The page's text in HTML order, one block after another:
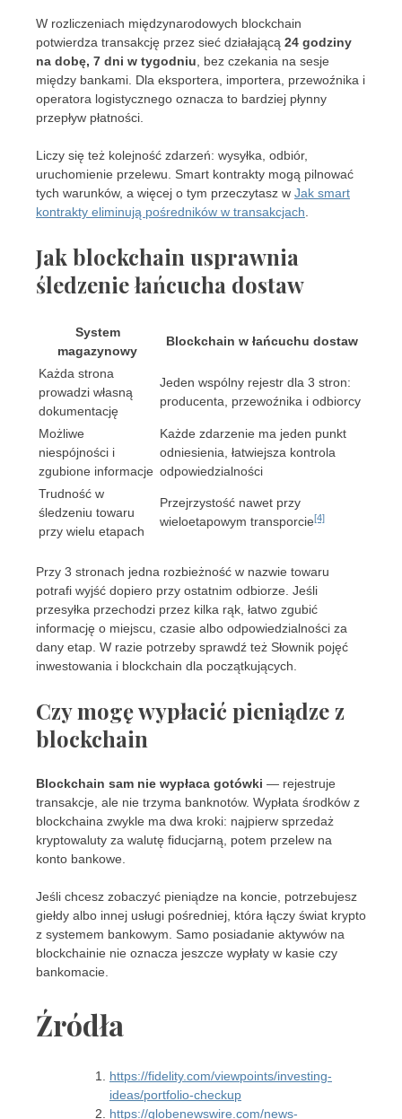
W rozliczeniach międzynarodowych blockchain
potwierdza transakcję przez sieć działającą 24 godziny
na dobę, 7 dni w tygodniu, bez czekania na sesje
między bankami. Dla eksportera, importera, przewoźnika i
operatora logistycznego oznacza to bardziej płynny
przepływ płatności.
Liczy się też kolejność zdarzeń: wysyłka, odbiór,
uruchomienie przelewu. Smart kontrakty mogą pilnować
tych warunków, a więcej o tym przeczytasz w Jak smart
kontrakty eliminują pośredników w transakcjach.
Jak blockchain usprawnia
śledzenie łańcucha dostaw
System
magazynowy
Blockchain w łańcuchu dostaw
Każda strona
prowadzi własną
dokumentację
Jeden wspólny rejestr dla 3 stron:
producenta, przewoźnika i odbiorcy
Możliwe
niespójności i
zgubione informacje
Każde zdarzenie ma jeden punkt
odniesienia, łatwiejsza kontrola
odpowiedzialności
Trudność w
śledzeniu towaru
przy wielu etapach
Przejrzystość nawet przy
wieloetapowym transporcie[4]
Przy 3 stronach jedna rozbieżność w nazwie towaru
potrafi wyjść dopiero przy ostatnim odbiorze. Jeśli
przesyłka przechodzi przez kilka rąk, łatwo zgubić
informację o miejscu, czasie albo odpowiedzialności za
dany etap. W razie potrzeby sprawdź też Słownik pojęć
inwestowania i blockchain dla początkujących.
Czy mogę wypłacić pieniądze z
blockchain
Blockchain sam nie wypłaca gotówki — rejestruje
transakcje, ale nie trzyma banknotów. Wypłata środków z
blockchaina zwykle ma dwa kroki: najpierw sprzedaż
kryptowaluty za walutę fiducjarną, potem przelew na
konto bankowe.
Jeśli chcesz zobaczyć pieniądze na koncie, potrzebujesz
giełdy albo innej usługi pośredniej, która łączy świat krypto
z systemem bankowym. Samo posiadanie aktywów na
blockchainie nie oznacza jeszcze wypłaty w kasie czy
bankomacie.
Źródła
https://fidelity.com/viewpoints/investing-
ideas/portfolio-checkup
https://globenewswire.com/news-